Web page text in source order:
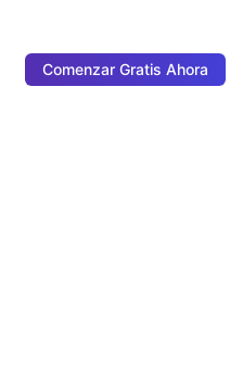
Comenzar Gratis Ahora